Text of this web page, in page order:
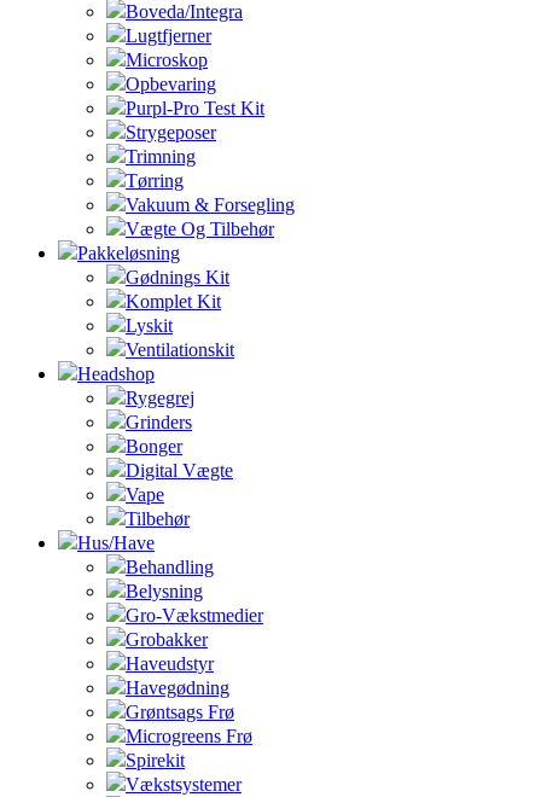
Boveda/Integra
Lugtfjerner
Microskop
Opbevaring
Purpl-Pro Test Kit
Strygeposer
Trimning
Tørring
Vakuum & Forsegling
Vægte Og Tilbehør
Pakkeløsning
Gødnings Kit
Komplet Kit
Lyskit
Ventilationskit
Headshop
Rygegrej
Grinders
Bonger
Digital Vægte
Vape
Tilbehør
Hus/Have
Behandling
Belysning
Gro-Vækstmedier
Grobakker
Haveudstyr
Havegødning
Grøntsags Frø
Microgreens Frø
Spirekit
Vækstsystemer